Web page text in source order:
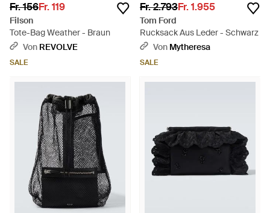
Fr. 156Fr. 119
Filson
Tote-Bag Weather - Braun
Von REVOLVE
SALE
Fr. 2.793Fr. 1.955
Tom Ford
Rucksack Aus Leder - Schwarz
Von Mytheresa
SALE